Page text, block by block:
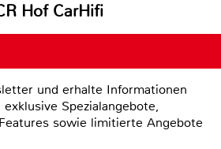
Hof CarHifi
und erhalte Informationen
Spezialangebote,
sowie limitierte Angebote